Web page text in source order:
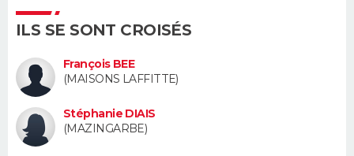
FORUM
Bricolage
Lifestyle
Culture
Sport
Auto
Television
Voyage
Cinema
ILS SE SONT CROISÉS
François BEE
(MAISONS LAFFITTE)
Stéphanie DIAIS
(MAZINGARBE)